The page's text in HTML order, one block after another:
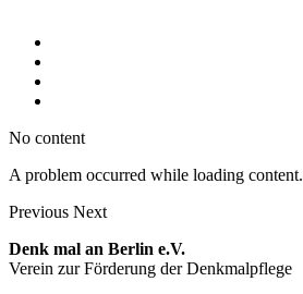
No content
A problem occurred while loading content.
Previous Next
Denk mal an Berlin e.V.
Verein zur Förderung der Denkmalpflege